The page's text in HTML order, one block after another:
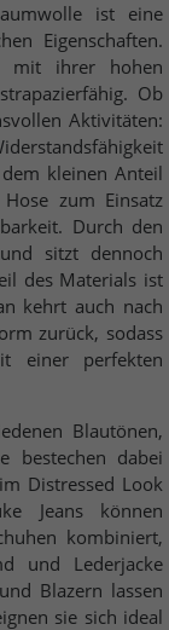
ist eine
Eigenschaften.
mit ihrer hohen
Ob
Aktivitäten:
kleinen Anteil
zum Einsatz
Durch den
sitzt dennoch
des Materials ist
kehrt auch nach
zurück, sodass
einer perfekten
Blautönen,
bestechen dabei
Distressed Look
Jeans können
kombiniert,
und Lederjacke
Blazern lassen
sie sich ideal